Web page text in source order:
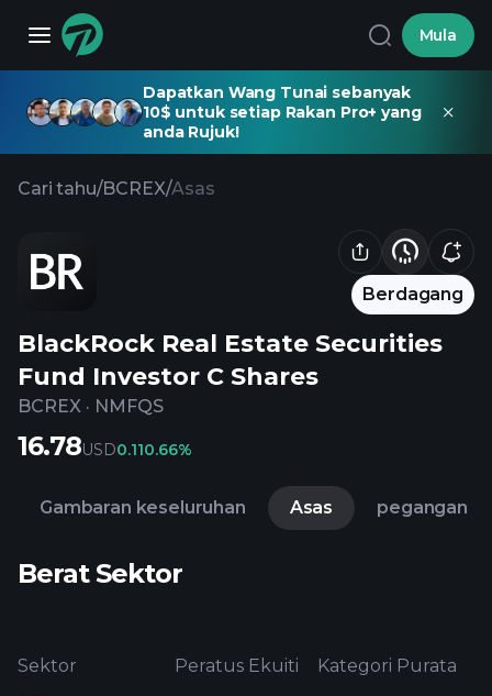
Mula
Dapatkan Wang Tunai sebanyak
10$ untuk setiap Rakan Pro+ yang
anda Rujuk!
Cari tahu/BCREX/Asas
Berdagang
BlackRock Real Estate Securities
Fund Investor C Shares
BCREX · NMFQS
16.78USD0.110.66%
Gambaran keseluruhan Asas pegangan
Berat Sektor
Sektor Peratus Ekuiti Kategori Purata